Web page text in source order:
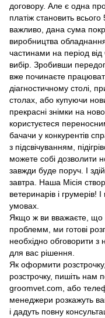
договору. Але є одна
платіж становить
важливо, дана сума
виробництва
частинами на період
вибір. Зробивши
вже починаєте
діагностичному столі,
столах, або купуючи
прекрасні знімки на
користуєтеся
бачачи у конкурентів
з підсвічуванням,
можете собі дозволити
завжди буде поруч. І
завтра. Наша Місія
ветеринарів і грумерів!
умовах.
Якщо ж ви вважаєте, що
проблемм, ми готові
необхідно обговорити
для вас рішення.
Як оформити
розстрочку, пишіть нам
groomvet.com, або
менеджери розкажуть
і дадуть повну